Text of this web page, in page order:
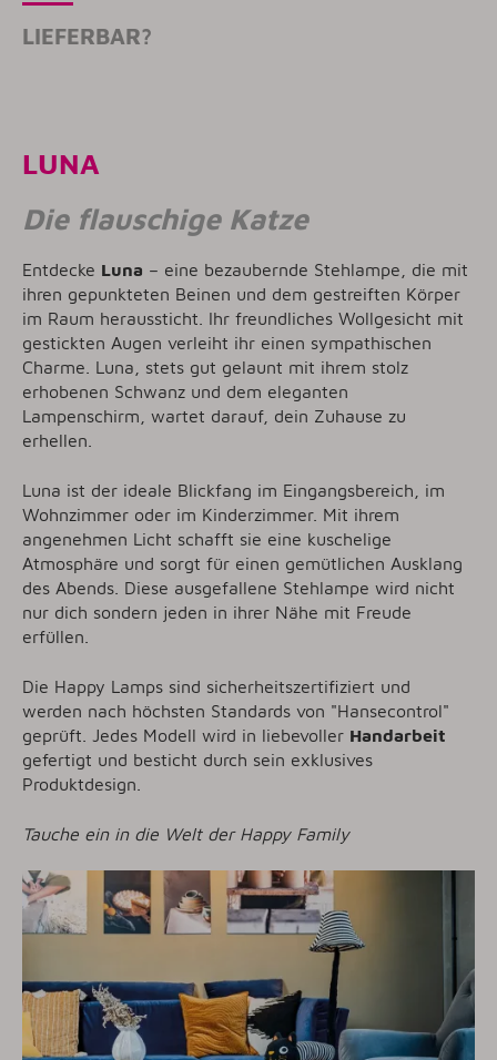
LIEFERBAR?
LUNA
Die flauschige Katze
Entdecke Luna – eine bezaubernde Stehlampe, die mit
ihren gepunkteten Beinen und dem gestreiften Körper
im Raum heraussticht. Ihr freundliches Wollgesicht mit
gestickten Augen verleiht ihr einen sympathischen
Charme. Luna, stets gut gelaunt mit ihrem stolz
erhobenen Schwanz und dem eleganten
Lampenschirm, wartet darauf, dein Zuhause zu
erhellen.
Luna ist der ideale Blickfang im Eingangsbereich, im
Wohnzimmer oder im Kinderzimmer. Mit ihrem
angenehmen Licht schafft sie eine kuschelige
Atmosphäre und sorgt für einen gemütlichen Ausklang
des Abends. Diese ausgefallene Stehlampe wird nicht
nur dich sondern jeden in ihrer Nähe mit Freude
erfüllen.
Die Happy Lamps sind sicherheitszertifiziert und
werden nach höchsten Standards von "Hansecontrol"
geprüft. Jedes Modell wird in liebevoller Handarbeit
gefertigt und besticht durch sein exklusives
Produktdesign.
Tauche ein in die Welt der Happy Family